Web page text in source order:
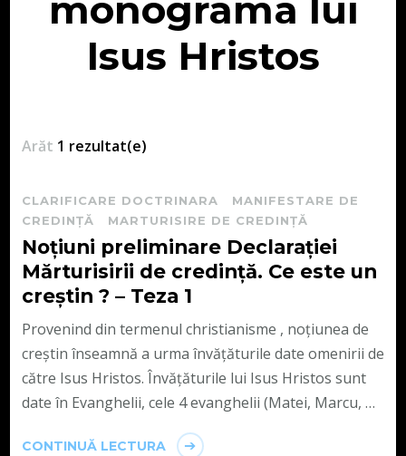
monograma lui
Isus Hristos
Arăt 1 rezultat(e)
CLARIFICARE DOCTRINARA
MANIFESTARE DE
CREDINȚĂ
MARTURISIRE DE CREDINȚĂ
Noțiuni preliminare Declarației
Mărturisirii de credință. Ce este un
creștin ? – Teza 1
Provenind din termenul christianisme , noțiunea de
creștin înseamnă a urma învățăturile date omenirii de
către Isus Hristos. Învățăturile lui Isus Hristos sunt
date în Evanghelii, cele 4 evanghelii (Matei, Marcu, …
CONTINUĂ LECTURA